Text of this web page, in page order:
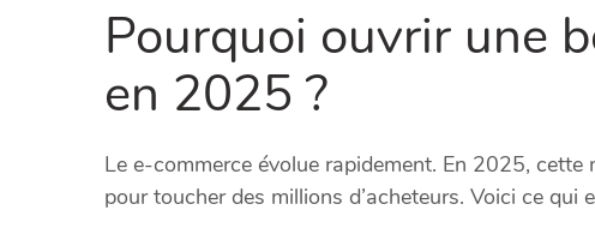
Pourquoi ouvrir une
en 2025 ?
Le e-commerce évolue rapidement. En 2025,
pour toucher des millions d’acheteurs. Voici ce qui